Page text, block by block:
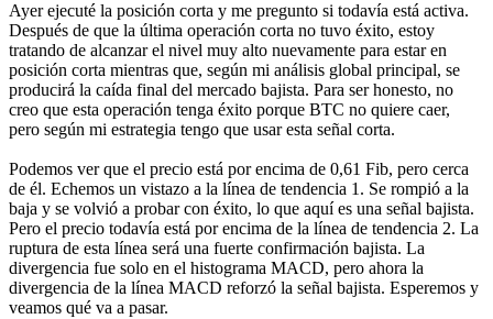
Ayer ejecuté la posición corta y me pregunto si todavía está activa.
Después de que la última operación corta no tuvo éxito, estoy
tratando de alcanzar el nivel muy alto nuevamente para estar en
posición corta mientras que, según mi análisis global principal, se
producirá la caída final del mercado bajista. Para ser honesto, no
creo que esta operación tenga éxito porque BTC no quiere caer,
pero según mi estrategia tengo que usar esta señal corta.
Podemos ver que el precio está por encima de 0,61 Fib, pero cerca
de él. Echemos un vistazo a la línea de tendencia 1. Se rompió a la
baja y se volvió a probar con éxito, lo que aquí es una señal bajista.
Pero el precio todavía está por encima de la línea de tendencia 2. La
ruptura de esta línea será una fuerte confirmación bajista. La
divergencia fue solo en el histograma MACD, pero ahora la
divergencia de la línea MACD reforzó la señal bajista. Esperemos y
veamos qué va a pasar.